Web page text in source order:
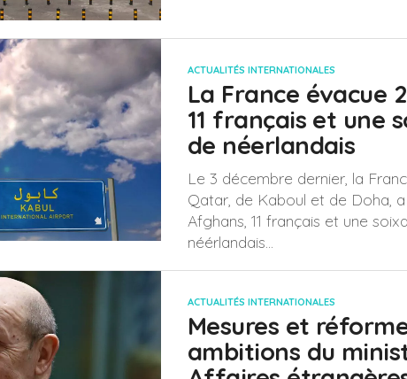
ACTUALITÉS INTERNATIONALES
La France évacue
11 français et une
de néerlandais
Le 3 décembre dernier, la
Qatar, de Kaboul et de Doha,
Afghans, 11 français et une
néérlandais...
ACTUALITÉS INTERNATIONALES
Mesures et
ambitions du